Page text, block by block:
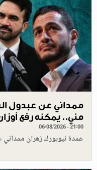
ممداني عن عبدول
مني.. يمكنه رفع
06/08/2026 - 21:00
عمدة نيويورك زهران